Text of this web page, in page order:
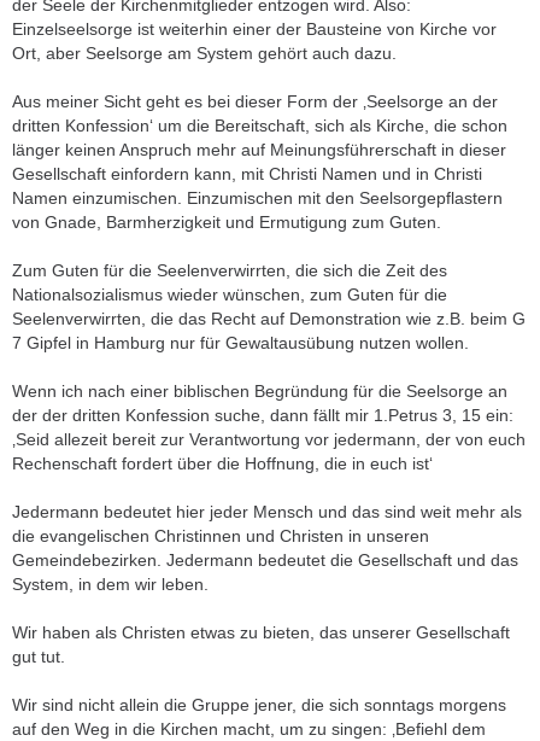
der Seele der Kirchenmitglieder entzogen wird. Also:
Einzelseelsorge ist weiterhin einer der Bausteine von Kirche vor
Ort, aber Seelsorge am System gehört auch dazu.
Aus meiner Sicht geht es bei dieser Form der ‚Seelsorge an der
dritten Konfession‘ um die Bereitschaft, sich als Kirche, die schon
länger keinen Anspruch mehr auf Meinungsführerschaft in dieser
Gesellschaft einfordern kann, mit Christi Namen und in Christi
Namen einzumischen. Einzumischen mit den Seelsorgepflastern
von Gnade, Barmherzigkeit und Ermutigung zum Guten.
Zum Guten für die Seelenverwirrten, die sich die Zeit des
Nationalsozialismus wieder wünschen, zum Guten für die
Seelenverwirrten, die das Recht auf Demonstration wie z.B. beim G
7 Gipfel in Hamburg nur für Gewaltausübung nutzen wollen.
Wenn ich nach einer biblischen Begründung für die Seelsorge an
der der dritten Konfession suche, dann fällt mir 1.Petrus 3, 15 ein:
‚Seid allezeit bereit zur Verantwortung vor jedermann, der von euch
Rechenschaft fordert über die Hoffnung, die in euch ist‘
Jedermann bedeutet hier jeder Mensch und das sind weit mehr als
die evangelischen Christinnen und Christen in unseren
Gemeindebezirken. Jedermann bedeutet die Gesellschaft und das
System, in dem wir leben.
Wir haben als Christen etwas zu bieten, das unserer Gesellschaft
gut tut.
Wir sind nicht allein die Gruppe jener, die sich sonntags morgens
auf den Weg in die Kirchen macht, um zu singen: ‚Befiehl dem